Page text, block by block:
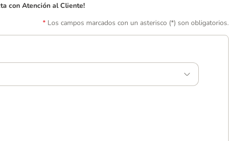
con Atención al Cliente!
Los campos marcados con un asterisco (*) son obligatorios.